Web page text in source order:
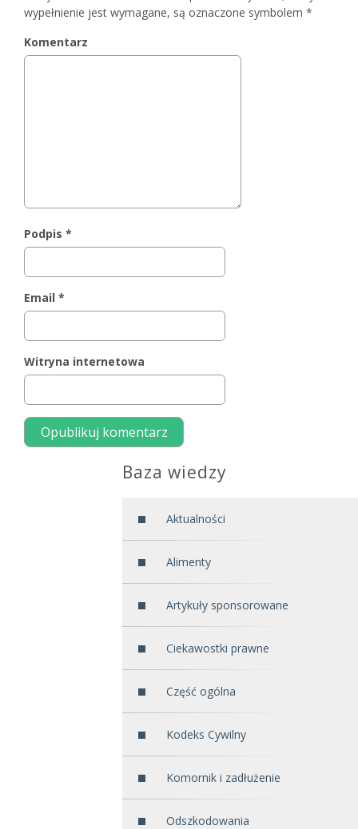
wypełnienie jest wymagane, są oznaczone symbolem *
Komentarz
Podpis *
Email *
Witryna internetowa
Baza wiedzy
Aktualności
Alimenty
Artykuły sponsorowane
Ciekawostki prawne
Część ogólna
Kodeks Cywilny
Komornik i zadłużenie
Odszkodowania